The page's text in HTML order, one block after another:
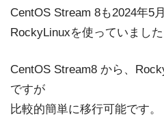
CentOS Stream 8も2024年5
RockyLinuxを使っていました
CentOS Stream8 から、
ですが
比較的簡単に移行可能です。